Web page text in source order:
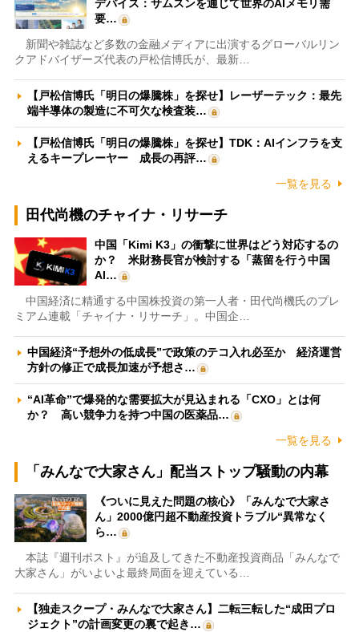
デバイス：サムスンを通じて世界のAIメモリ需
要…
新聞や雑誌など多数の金融メディアに出演するグローバルリン
クアドバイザーズ代表の戸松信博氏が、最新…
【戸松信博氏「明日の爆騰株」を探せ】レーザーテック：最先
端半導体の製造に不可欠な検査装…
【戸松信博氏「明日の爆騰株」を探せ】TDK：AIインフラを支
えるキープレーヤー 成長の再評…
一覧を見る
田代尚機のチャイナ・リサーチ
中国「Kimi K3」の衝撃に世界はどう対応するの
か？ 米財務長官が検討する「蒸留を行う中国
AI…
中国経済に精通する中国株投資の第一人者・田代尚機氏のプレ
ミアム連載「チャイナ・リサーチ」。中国企…
中国経済“予想外の低成長”で政策のテコ入れ必至か 経済運営
方針の修正で成長加速が予想さ…
“AI革命”で爆発的な需要拡大が見込まれる「CXO」とは何
か？ 高い競争力を持つ中国の医薬品…
一覧を見る
「みんなで大家さん」配当ストップ騒動の内幕
《ついに見えた問題の核心》「みんなで大家さ
ん」2000億円超不動産投資トラブル“異常なく
ら…
本誌『週刊ポスト』が追及してきた不動産投資商品「みんなで
大家さん」がいよいよ最終局面を迎えている…
【独走スクープ・みんなで大家さん】二転三転した“成田プロ
ジェクト”の計画変更の裏で起き…